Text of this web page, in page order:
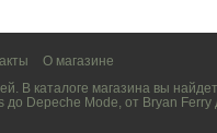
О магазине
В каталоге магазина вы
до Depeche Mode, от Bryan Ferry